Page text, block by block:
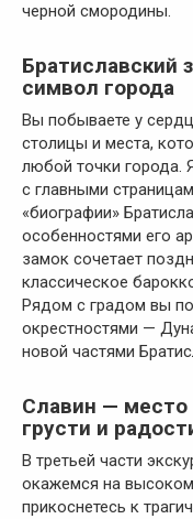
черной смородины.
Братиславский
символ города
Вы побываете у
столицы и места,
любой точки города.
с главными
«биографии»
особенностями его
замок сочетает
классическое
Рядом с градом вы
окрестностями —
новой частями
Славин — место
грусти и
В третьей части
окажемся на
прикоснетесь к